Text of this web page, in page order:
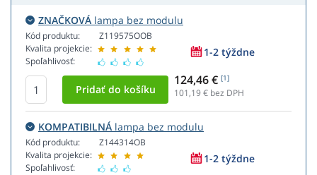
ZNAČKOVÁ lampa bez modulu
Kód produktu:
Kvalita projekcie:
Spoľahlivosť:
Z119575OOB
1-2 týždne
124,46 € [1]
101,19€ bez DPH
KOMPATIBILNÁ lampa bez modulu
Kód produktu:
Kvalita projekcie:
Spoľahlivosť:
Z144314OB
1-2 týždne